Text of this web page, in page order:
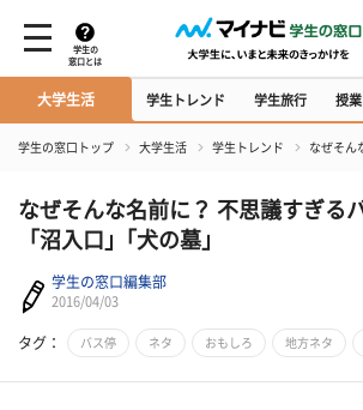
学生の
窓口とは
大学生活 学生トレンド 学生旅行 授
学生の窓口トップ 大学生活 学生トレンド なぜそん
なぜそんな名前に？ 不思議すぎる
「沼入口｣「犬の墓」
学生の窓口編集部
2016/04/03
タグ： バス停 ネタ おもしろ 地方ネタ